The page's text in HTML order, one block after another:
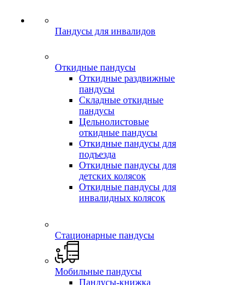
Пандусы для инвалидов
Откидные пандусы
Откидные раздвижные
пандусы
Складные откидные
пандусы
Цельнолистовые
откидные пандусы
Откидные пандусы для
подъезда
Откидные пандусы для
детских колясок
Откидные пандусы для
инвалидных колясок
Стационарные пандусы
Мобильные пандусы
Пандусы-книжка